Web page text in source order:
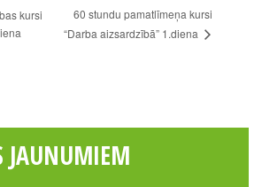
kursi
60 stundu pamatlīmeņa kursi
“Darba aizsardzībā” 1.diena
JAUNUMIEM